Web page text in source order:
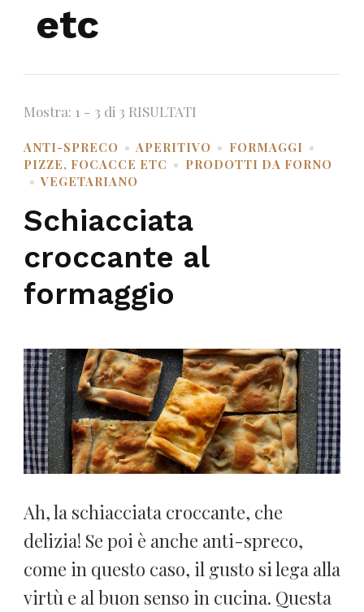
etc
Mostra: 1 - 3 di 3 RISULTATI
ANTI-SPRECO APERITIVO
FORMAGGI
PIZZE, FOCACCE ETC
PRODOTTI DA FORNO
VEGETARIANO
Schiacciata
croccante al
formaggio
Ah, la schiacciata croccante, che
delizia! Se poi è anche anti-spreco,
come in questo caso, il gusto si lega alla
virtù e al buon senso in cucina. Questa